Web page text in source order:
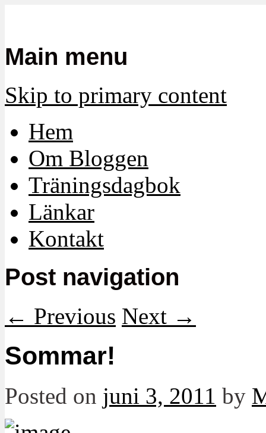
Main menu
Skip to primary content
Hem
Om Bloggen
Träningsdagbok
Länkar
Kontakt
Post navigation
← Previous Next →
Sommar!
Posted on juni 3, 2011 by